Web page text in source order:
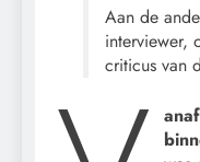
Aan de
interviewer,
criticus van